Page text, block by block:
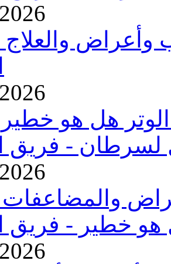
وأعراض
هل هو خطير
لسرطان - فريق
هو خطير - فريق